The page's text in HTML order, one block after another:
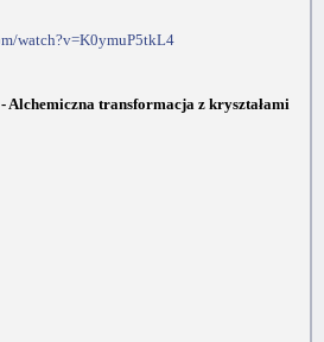
watch?v=K0ymuP5tkL4
Alchemiczna transformacja z kryształami